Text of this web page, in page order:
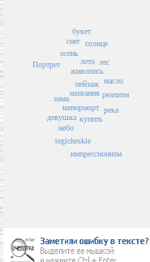
пейзаж
названия
живопись
лето
натюрморт
купить
солнце
лес
зима
осень
букет
масло
река
снег
tegicheskie
реализм
небо
импрессионизм
Портрет
девушка